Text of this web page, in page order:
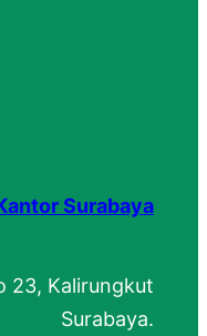
Surabaya
23, Kalirungkut
Surabaya.